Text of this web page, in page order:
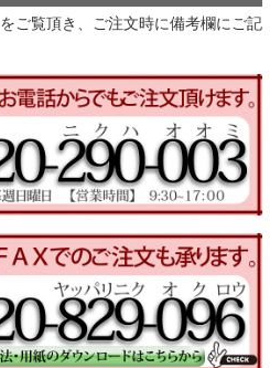
をご覧頂き、ご注文時に備考欄にご記